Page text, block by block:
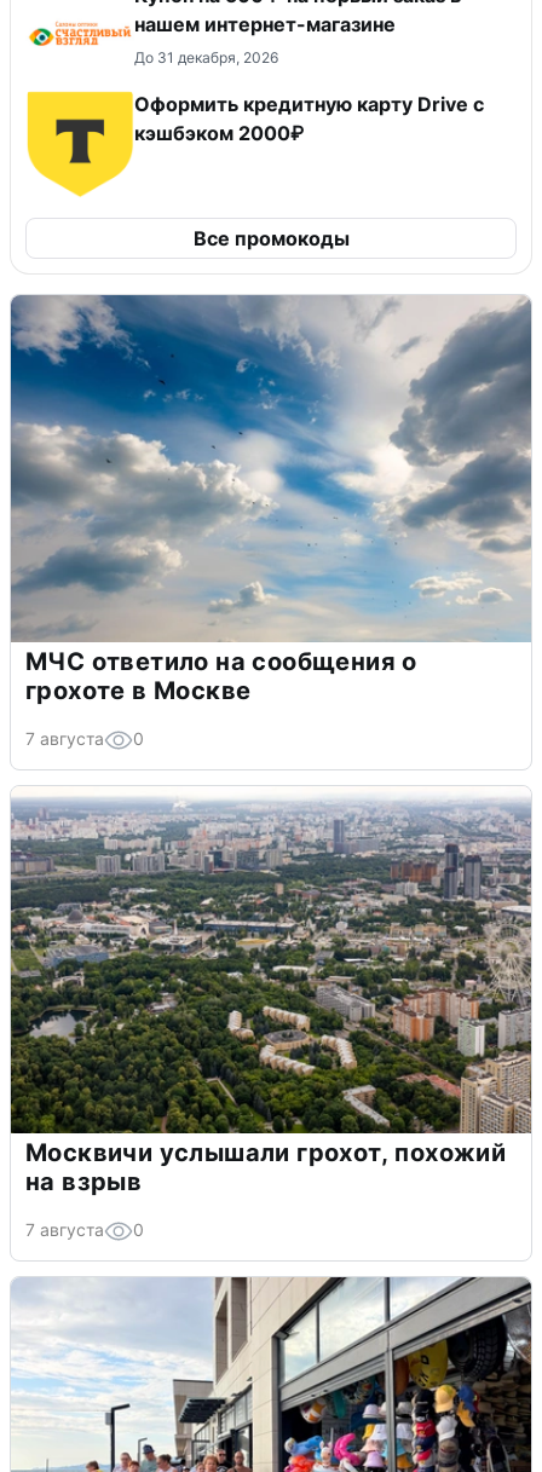
нашем интернет-магазине
До 31 декабря, 2026
Оформить кредитную карту Drive с
кэшбэком 2000₽
Все промокоды
МЧС ответило на сообщения о
грохоте в Москве
7 августа 0
Москвичи услышали грохот, похожий
на взрыв
7 августа 0